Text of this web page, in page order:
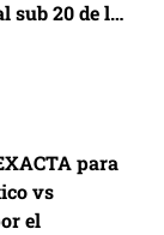
sub 20 de la
para
vs
el